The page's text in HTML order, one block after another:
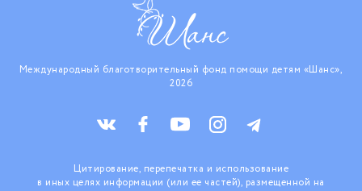
Международный благотворительный фонд помощи детям «Шанс»,
2026
Цитирование, перепечатка и использование
в иных целях информации (или ее частей), размещенной на